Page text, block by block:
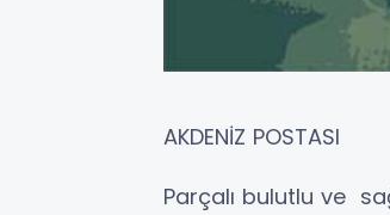
AKDENİZ POSTASI
Parçalı bulutlu ve